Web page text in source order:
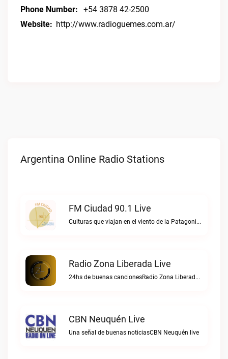
Phone Number:
+54 3878 42-2500
Website: http://www.radioguemes.com.ar/
Argentina Online Radio Stations
FM Ciudad 90.1 Live
Culturas que viajan en el viento de la PatagoniaFM Ciudad 90.1 live
Radio Zona Liberada Live
24hs de buenas cancionesRadio Zona Liberada live
CBN Neuquén Live
Una señal de buenas noticiasCBN Neuquén live